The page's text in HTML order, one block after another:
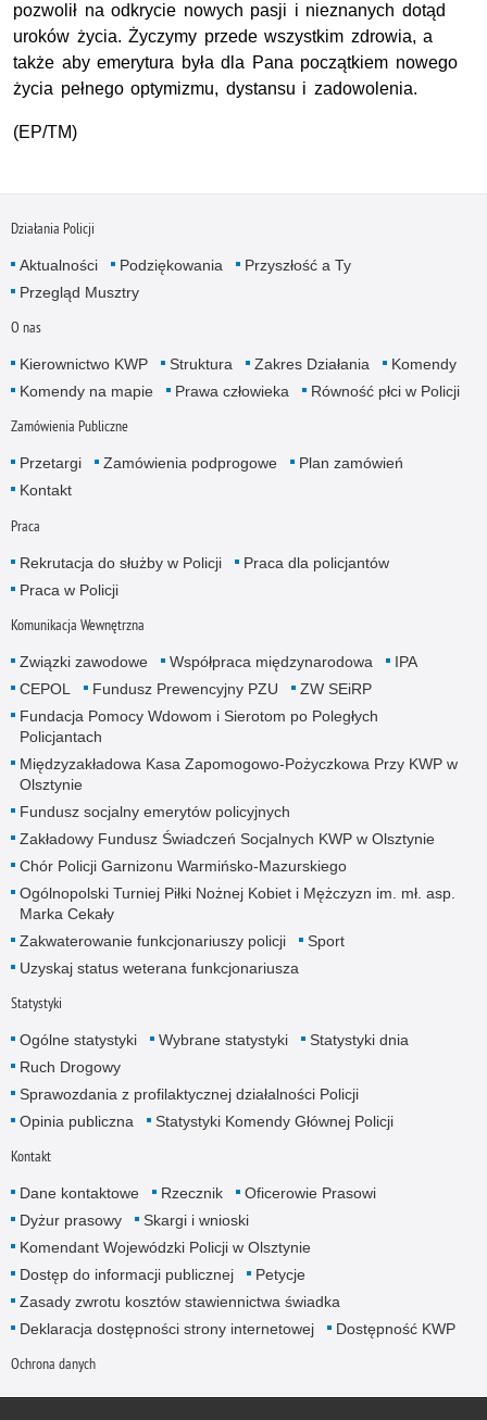
pozwolił na odkrycie nowych pasji i nieznanych dotąd
uroków życia. Życzymy przede wszystkim zdrowia, a
także aby emerytura była dla Pana początkiem nowego
życia pełnego optymizmu, dystansu i zadowolenia.
(EP/TM)
Działania Policji
Aktualności Podziękowania
Przyszłość a Ty
Przegląd Musztry
O nas
Kierownictwo KWP Struktura Zakres Działania
Komendy
Komendy na mapie
Prawa człowieka Równość płci w Policji
Zamówienia Publiczne
Przetargi Zamówienia podprogowe
Plan zamówień
Kontakt
Praca
Rekrutacja do służby w Policji
Praca dla policjantów
Praca w Policji
Komunikacja Wewnętrzna
Związki zawodowe Współpraca międzynarodowa
IPA
CEPOL
Fundusz Prewencyjny PZU
ZW SEiRP
Fundacja Pomocy Wdowom i Sierotom po Poległych
Policjantach
Międzyzakładowa Kasa Zapomogowo-Pożyczkowa Przy KWP w
Olsztynie
Fundusz socjalny emerytów policyjnych
Zakładowy Fundusz Świadczeń Socjalnych KWP w Olsztynie
Chór Policji Garnizonu Warmińsko-Mazurskiego
Ogólnopolski Turniej Piłki Nożnej Kobiet i Mężczyzn im. mł. asp.
Marka Cekały
Zakwaterowanie funkcjonariuszy policji
Sport
Uzyskaj status weterana funkcjonariusza
Statystyki
Ogólne statystyki Wybrane statystyki
Statystyki dnia
Ruch Drogowy
Sprawozdania z profilaktycznej działalności Policji
Opinia publiczna
Statystyki Komendy Głównej Policji
Kontakt
Dane kontaktowe Rzecznik
Oficerowie Prasowi
Dyżur prasowy
Skargi i wnioski
Komendant Wojewódzki Policji w Olsztynie
Dostęp do informacji publicznej
Petycje
Zasady zwrotu kosztów stawiennictwa świadka
Deklaracja dostępności strony internetowej
Dostępność KWP
Ochrona danych